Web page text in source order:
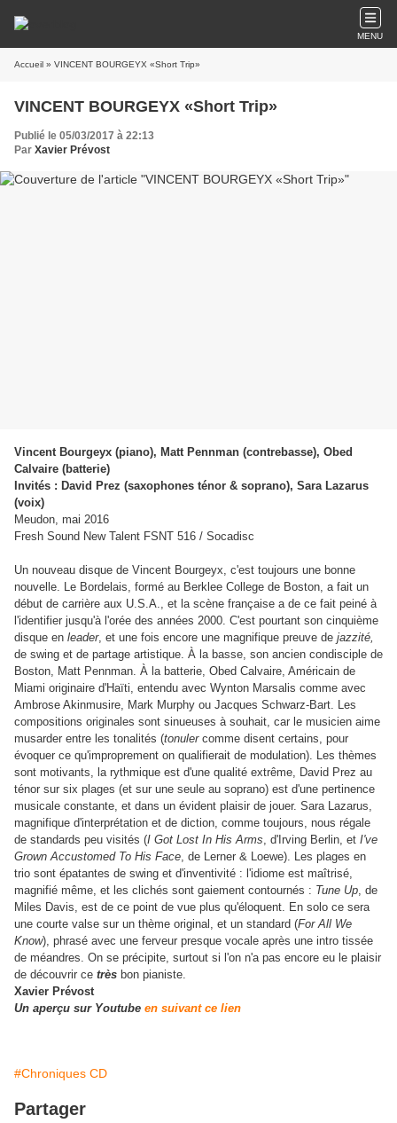
MENU
Accueil » VINCENT BOURGEYX «Short Trip»
VINCENT BOURGEYX «Short Trip»
Publié le 05/03/2017 à 22:13
Par Xavier Prévost
Vincent Bourgeyx (piano), Matt Pennman (contrebasse), Obed
Calvaire (batterie)
Invités : David Prez (saxophones ténor & soprano), Sara Lazarus
(voix)
Meudon, mai 2016
Fresh Sound New Talent FSNT 516 / Socadisc
Un nouveau disque de Vincent Bourgeyx, c'est toujours une bonne
nouvelle. Le Bordelais, formé au Berklee College de Boston, a fait un
début de carrière aux U.S.A., et la scène française a de ce fait peiné à
l'identifier jusqu'à l'orée des années 2000. C'est pourtant son cinquième
disque en leader, et une fois encore une magnifique preuve de jazzité,
de swing et de partage artistique. À la basse, son ancien condisciple de
Boston, Matt Pennman. À la batterie, Obed Calvaire, Américain de
Miami originaire d'Haïti, entendu avec Wynton Marsalis comme avec
Ambrose Akinmusire, Mark Murphy ou Jacques Schwarz-Bart. Les
compositions originales sont sinueuses à souhait, car le musicien aime
musarder entre les tonalités (tonulercomme disent certains, pour
évoquer ce qu'improprement on qualifierait de modulation). Les thèmes
sont motivants, la rythmique est d'une qualité extrême, David Prez au
ténor sur six plages (et sur une seule au soprano) est d'une pertinence
musicale constante, et dans un évident plaisir de jouer. Sara Lazarus,
magnifique d'interprétation et de diction, comme toujours, nous régale
de standards peu visités (I Got Lost In His Arms, d'Irving Berlin, et I've
Grown Accustomed To His Face, de Lerner & Loewe). Les plages en
trio sont épatantes de swing et d'inventivité : l'idiome est maîtrisé,
magnifié même, et les clichés sont gaiement contournés : Tune Up, de
Miles Davis, est de ce point de vue plus qu'éloquent. En solo ce sera
une courte valse sur un thème original, et un standard (For All We
Know), phrasé avec une ferveur presque vocale après une intro tissée
de méandres. On se précipite, surtout si l'on n'a pas encore eu le plaisir
de découvrir ce très bon pianiste.
Xavier Prévost
Un aperçu sur Youtube en suivant ce lien
#Chroniques CD
Partager